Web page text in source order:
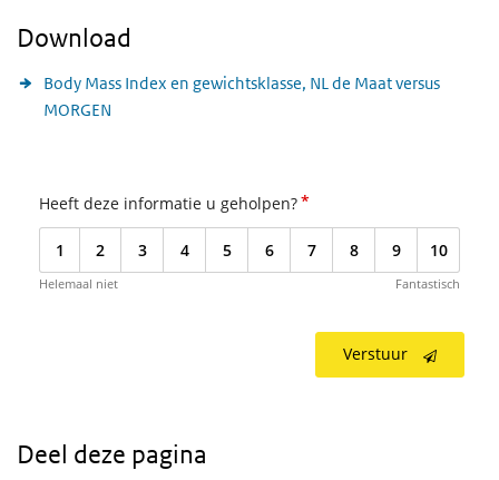
Download
Body Mass Index en gewichtsklasse, NL de Maat versus
MORGEN
Heeft deze informatie u geholpen?*
1 2 3 4 5 6 7 8 9 10
Helemaal niet Fantastisch
Verstuur
Deel deze pagina